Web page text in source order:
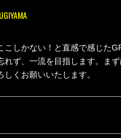
しかない！と直感で感じたGP
ず、一流を目指します。ま
くお願いいたします。